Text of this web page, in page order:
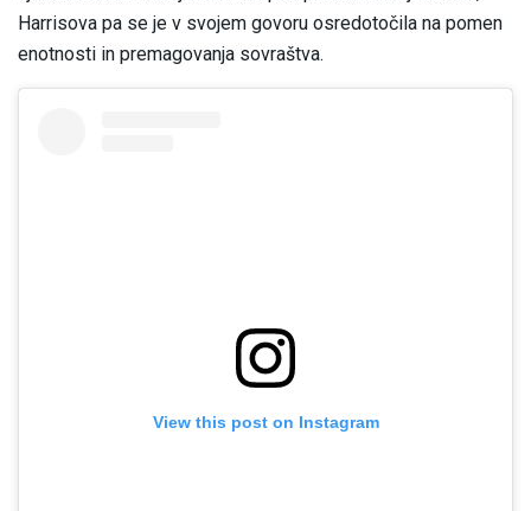
Harrisova pa se je v svojem govoru osredotočila na pomen
enotnosti in premagovanja sovraštva.
View this post on Instagram